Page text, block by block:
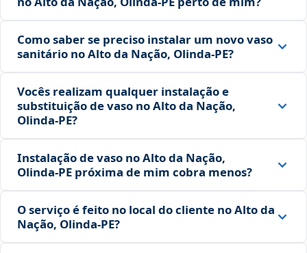
Como saber se preciso instalar um novo vaso
sanitário no Alto da Nação, Olinda‑PE?
Vocês realizam qualquer instalação e
substituição de vaso no Alto da Nação,
Olinda‑PE?
Instalação de vaso no Alto da Nação,
Olinda‑PE próxima de mim cobra menos?
O serviço é feito no local do cliente no Alto da
Nação, Olinda‑PE?